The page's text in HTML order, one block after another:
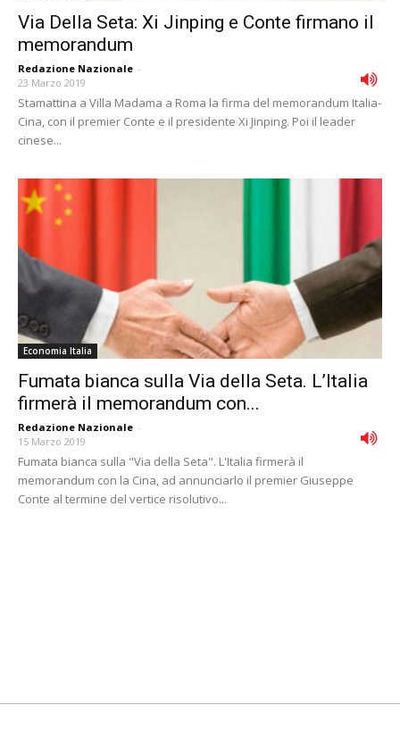
Via Della Seta: Xi Jinping e Conte firmano il
memorandum
Redazione Nazionale -
23 Marzo 2019
Stamattina a Villa Madama a Roma la firma del memorandum Italia-
Cina, con il premier Conte e il presidente Xi Jinping. Poi il leader
cinese...
Economia Italia
Fumata bianca sulla Via della Seta. L’Italia
firmerà il memorandum con...
Redazione Nazionale -
15 Marzo 2019
Fumata bianca sulla "Via della Seta". L'Italia firmerà il
memorandum con la Cina, ad annunciarlo il premier Giuseppe
Conte al termine del vertice risolutivo...